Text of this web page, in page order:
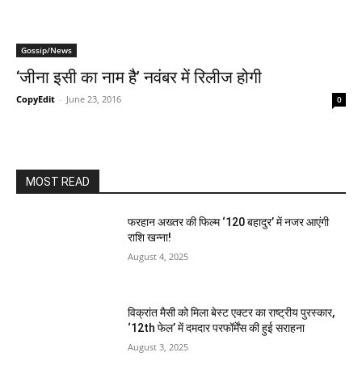
Gossip/News
‘जीना इसी का नाम है’ नवंबर में रिलीज होगी
CopyEdit - June 23, 2016 0
MOST READ
फरहान अख्तर की फिल्म ‘120 बहादुर’ में नजर आएंगी
राशि खन्ना!
August 4, 2025
विक्रांत मैसी को मिला बेस्ट एक्टर का राष्ट्रीय पुरस्कार,
‘12th फेल’ में दमदार परफॉर्मेंस की हुई सराहना
August 3, 2025